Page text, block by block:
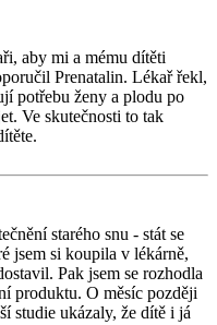
aby mi a mému dítěti
Prenatalin. Lékař řekl,
potřebu ženy a plodu po
Ve skutečnosti to tak
starého snu - stát se
jsem si koupila v lékárně,
Pak jsem se rozhodla
produktu. O měsíc později
studie ukázaly, že dítě i já